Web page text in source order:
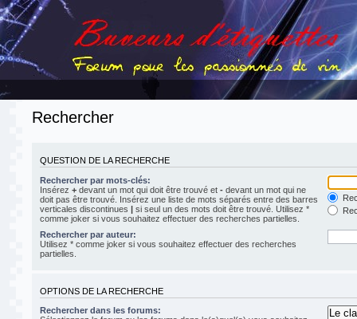
Rechercher
QUESTION DE LA RECHERCHE
Rechercher par mots-clés:
Insérez + devant un mot qui doit être trouvé et - devant un mot qui ne
doit pas être trouvé. Insérez une liste de mots séparés entre des barres
verticales discontinues | si seul un des mots doit être trouvé. Utilisez *
comme joker si vous souhaitez effectuer des recherches partielles.
Rechercher par auteur:
Utilisez * comme joker si vous souhaitez effectuer des recherches
partielles.
OPTIONS DE LA RECHERCHE
Rechercher dans les forums: